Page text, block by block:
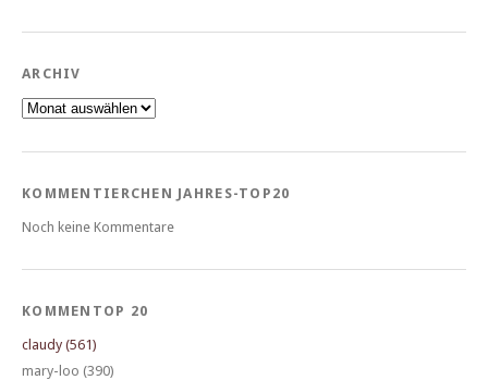
ARCHIV
Archiv
KOMMENTIERCHEN JAHRES-TOP20
Noch keine Kommentare
KOMMENTOP 20
claudy (561)
mary-loo (390)